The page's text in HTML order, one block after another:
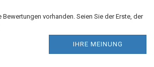
vorhanden. Seien Sie der Erste, der
IHRE MEINUNG